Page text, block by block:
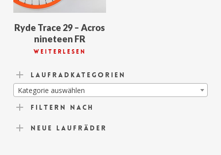
Ryde Trace 29 – Acros
nineteen FR
Weiterlesen
Laufradkategorien
Kategorie auswählen
Filtern nach
Neue Laufräder